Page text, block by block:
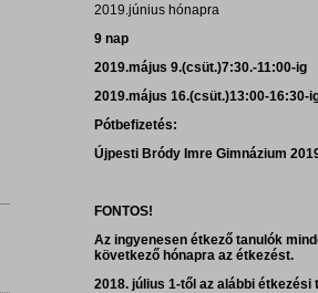
2019.június hónapra
9 nap
2019.május 9.(csüt.)7:30.-11:00-ig
2019.május 16.(csüt.)13:00-16:30-
Pótbefizetés:
Újpesti Bródy Imre Gimnázium
FONTOS!
Az ingyenesen étkező tanulók
következő hónapra az étkezést.
2018. július 1-től az alábbi